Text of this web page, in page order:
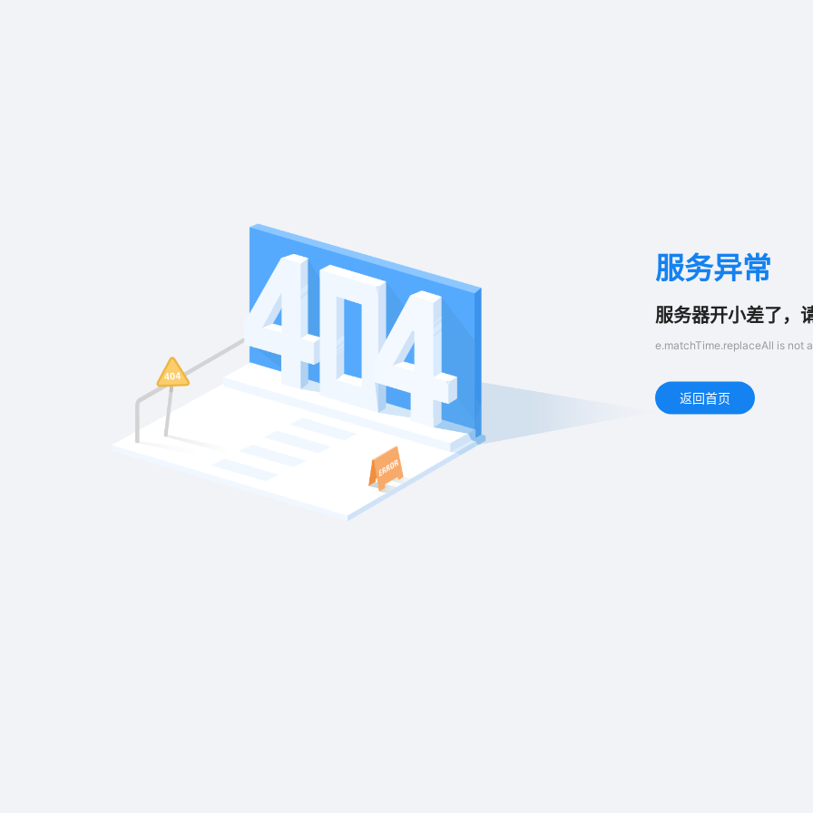
服务异常
服务器开小差了，
e.matchTime.replaceAll is not
返回首页